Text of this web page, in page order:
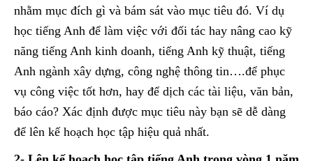
nhằm mục đích gì và bám sát vào mục tiêu đó. Ví dụ
học tiếng Anh để làm việc với đối tác hay nâng cao kỹ
năng tiếng Anh kinh doanh, tiếng Anh kỹ thuật, tiếng
Anh ngành xây dựng, công nghệ thông tin….để phục
vụ công việc tốt hơn, hay để dịch các tài liệu, văn bản,
báo cáo? Xác định được mục tiêu này bạn sẽ dễ dàng
để lên kế hoạch học tập hiệu quả nhất.